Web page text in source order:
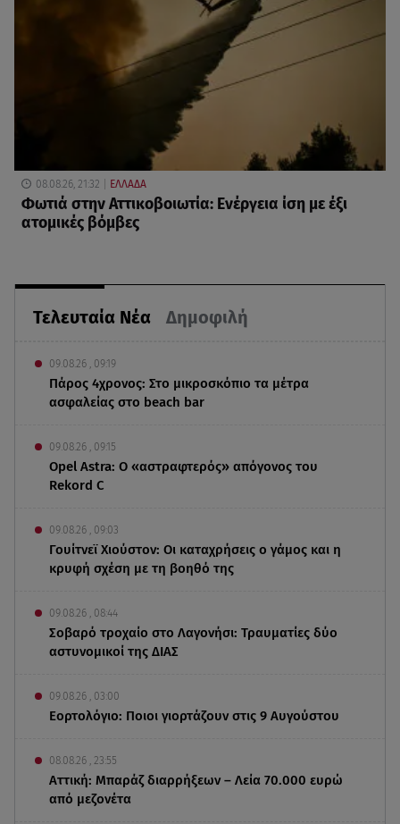
Τελευταία Νέα Δημοφιλή
09.08.26 , 09:19
Πάρος 4χρονος: Στο μικροσκόπιο τα μέτρα
ασφαλείας στο beach bar
09.08.26 , 09:15
Opel Astra: Ο «αστραφτερός» απόγονος του
Rekord C
09.08.26 , 09:03
Γουίτνεϊ Χιούστον: Οι καταχρήσεις ο γάμος και η
κρυφή σχέση με τη βοηθό της
09.08.26 , 08:44
Σοβαρό τροχαίο στο Λαγονήσι: Τραυματίες δύο
αστυνομικοί της ΔΙΑΣ
09.08.26 , 03:00
Εορτολόγιο: Ποιοι γιορτάζουν στις 9 Αυγούστου
08.08.26 , 23:55
Αττική: Μπαράζ διαρρήξεων – Λεία 70.000 ευρώ
από μεζονέτα
08.08.26, 21:32 ΕΛΛΑΔΑ
Φωτιά στην Αττικοβοιωτία: Ενέργεια ίση με έξι
ατομικές βόμβες